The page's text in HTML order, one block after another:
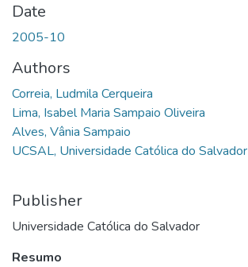
Date
2005-10
Authors
Correia, Ludmila Cerqueira
Lima, Isabel Maria Sampaio Oliveira
Alves, Vânia Sampaio
UCSAL, Universidade Católica do Salvador
Publisher
Universidade Católica do Salvador
Resumo